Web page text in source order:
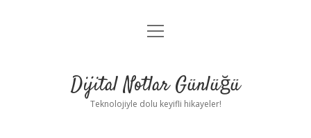
Anasayfa
Yasal Uyarı
menüyü
Dijital Notlar Günlüğü
Teknolojiyle dolu keyifli hikayeler!